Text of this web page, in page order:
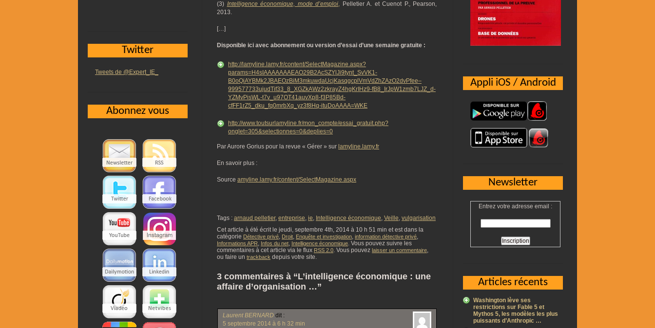
(3) Intelligence économique, mode d’emploi, Pelletier A. et Cuenot P., Pearson,
2013.
[…]
Disponible ici avec abonnement ou version d’essai d’une semaine gratuite :
http://lamyline.lamy.fr/content/SelectMagazine.aspx?
params=H4sIAAAAAAAEAO29B2AcSZYlJi9tynt_SvVK1-
B0oQiAYBMk2JBAEOzBiM3mkuwdaUcjKasqgcplVmVdZhZAzO2dvPfee–
999577733ujudTif33_8_XGZkAWz2zkrayZ4hgKrIHz9-fB8_IrJpW1zmb7LJZ_d-
YZMvPisWL-t7v_u97OT41auvXp8-f3P85Bd-
cfFF1rZ5_dku_fq0mrbXq_yz3f8Hq-ituDoAAAA=WKE
http://www.toutsurlamyline.fr/mon_compte/essai_gratuit.php?
onglet=305&selectionnes=0&deplies=0
Par Aurore Gorius pour la revue « Gérer » sur lamyline.lamy.fr
En savoir plus :
Source amyline.lamy.fr/content/SelectMagazine.aspx
Tags : arnaud pelletier, entreprise, ie, Intelligence économique, Veille, vulgarisation
Cet article à été écrit le jeudi, septembre 4th, 2014 à 10 h 51 min et est dans la
catégorie Détective privé, Droit, Enquête et investigation, information détective privé,
Informations APR, Infos du net, Intelligence économique. Vous pouvez suivre les
commentaires à cet article via le flux RSS 2.0. Vous pouvez laisser un commentaire,
ou faire un trackback depuis votre site.
3 commentaires à “L’intelligence économique : une
affaire d’organisation …”
Laurent BERNARD dit :
5 septembre 2014 à 6 h 32 min
Appli iOS / Android
Newsletter
Entrez votre adresse email :
Articles récents
Washington lève ses
restrictions sur Fable 5 et
Mythos 5, les modèles les plus
puissants d’Anthropic …
Twitter
Tweets de @Expert_IE_
Abonnez vous